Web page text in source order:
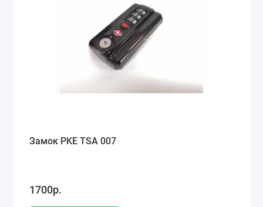
Замок PKE TSA 007
1700р.